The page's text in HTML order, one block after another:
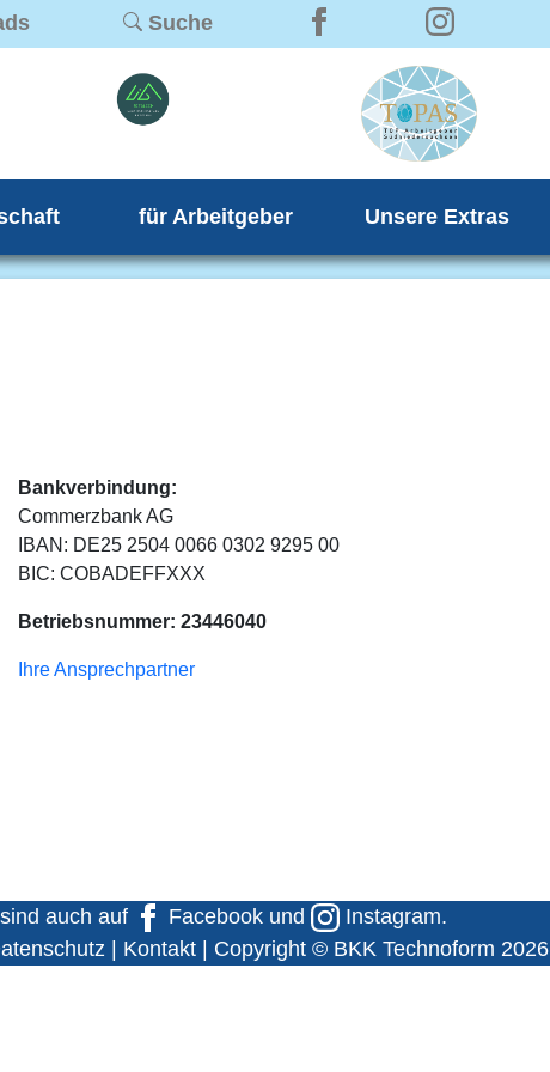
Suche
für Arbeitgeber Unsere Extras
Bankverbindung:
Commerzbank AG
IBAN: DE25 2504 0066 0302 9295 00
BIC: COBADEFFXXX
Betriebsnummer: 23446040
Ihre Ansprechpartner
auch auf Facebook und Instagram.
| Kontakt| Copyright © BKK Technoform 2026